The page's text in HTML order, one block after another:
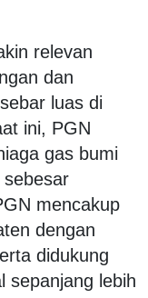
relevan
dan
luas di
ini, PGN
gas bumi
sebesar
mencakup
dengan
didukung
sepanjang lebih